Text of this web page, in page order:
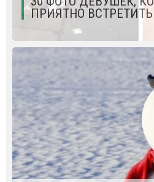
ПРИЯТНО